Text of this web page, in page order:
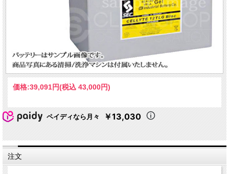
価格:39,091円(税込 43,000円)
ペイディなら月々 ￥13,030
注文